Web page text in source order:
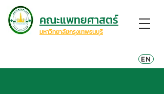
มหาวิทยาลัยกรุงเทพธนบุรี
EN
คณะแพทยศาสตร์